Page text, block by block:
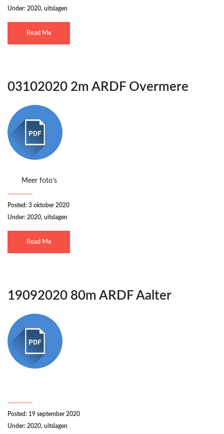
Under: 2020, uitslagen
Read Me
03102020 2m ARDF Overmere
Meer foto’s
Posted: 3 oktober 2020
Under: 2020, uitslagen
Read Me
19092020 80m ARDF Aalter
Posted: 19 september 2020
Under: 2020, uitslagen